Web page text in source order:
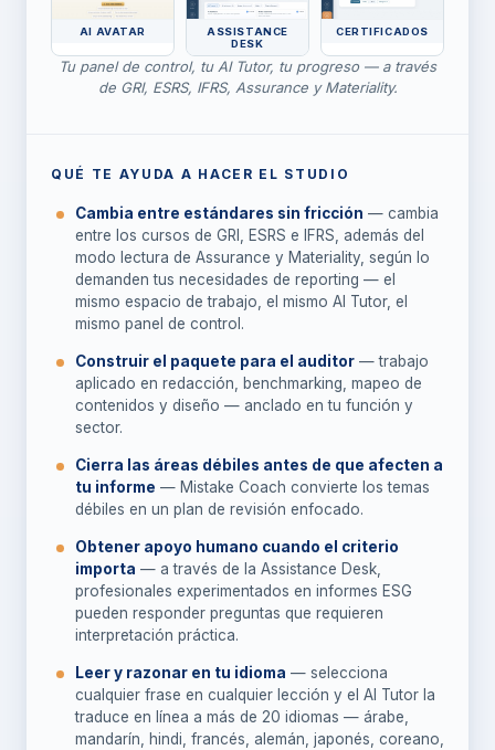
AI AVATAR
ASSISTANCE
DESK
CERTIFICADOS
Tu panel de control, tu AI Tutor, tu progreso — a través
de GRI, ESRS, IFRS, Assurance y Materiality.
QUÉ TE AYUDA A HACER EL STUDIO
Cambia entre estándares sin fricción — cambia
entre los cursos de GRI, ESRS e IFRS, además del
modo lectura de Assurance y Materiality, según lo
demanden tus necesidades de reporting — el
mismo espacio de trabajo, el mismo AI Tutor, el
mismo panel de control.
Construir el paquete para el auditor — trabajo
aplicado en redacción, benchmarking, mapeo de
contenidos y diseño — anclado en tu función y
sector.
Cierra las áreas débiles antes de que afecten a
tu informe — Mistake Coach convierte los temas
débiles en un plan de revisión enfocado.
Obtener apoyo humano cuando el criterio
importa — a través de la Assistance Desk,
profesionales experimentados en informes ESG
pueden responder preguntas que requieren
interpretación práctica.
Leer y razonar en tu idioma — selecciona
cualquier frase en cualquier lección y el AI Tutor la
traduce en línea a más de 20 idiomas — árabe,
mandarín, hindi, francés, alemán, japonés, coreano,